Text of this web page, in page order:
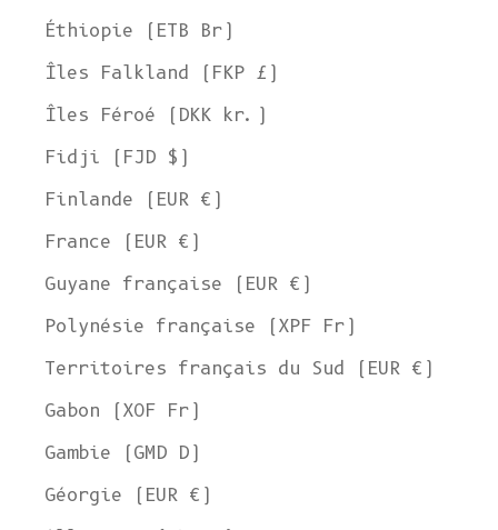
Éthiopie (ETB Br)
Îles Falkland (FKP £)
Îles Féroé (DKK kr.)
Fidji (FJD $)
Finlande (EUR €)
France (EUR €)
Guyane française (EUR €)
Polynésie française (XPF Fr)
Territoires français du Sud (EUR €)
Gabon (XOF Fr)
Gambie (GMD D)
Géorgie (EUR €)